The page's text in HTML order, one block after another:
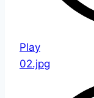
Play
02.jpg